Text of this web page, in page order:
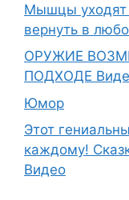
Мышцы уходят
вернуть в
ОРУЖИЕ
ПОДХОДЕ
Юмор
Этот
каждому!
Видео